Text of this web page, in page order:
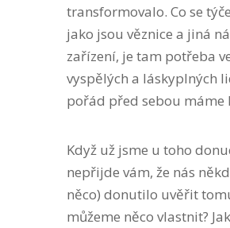
transformovalo. Co se
jako jsou věznice a jiná
zařízení, je tam potřeba
vyspělých a láskyplných
pořád před sebou máme
Když už jsme u toho
nepřijde vám, že nás
něco) donutilo uvěřit
můžeme něco vlastnit?